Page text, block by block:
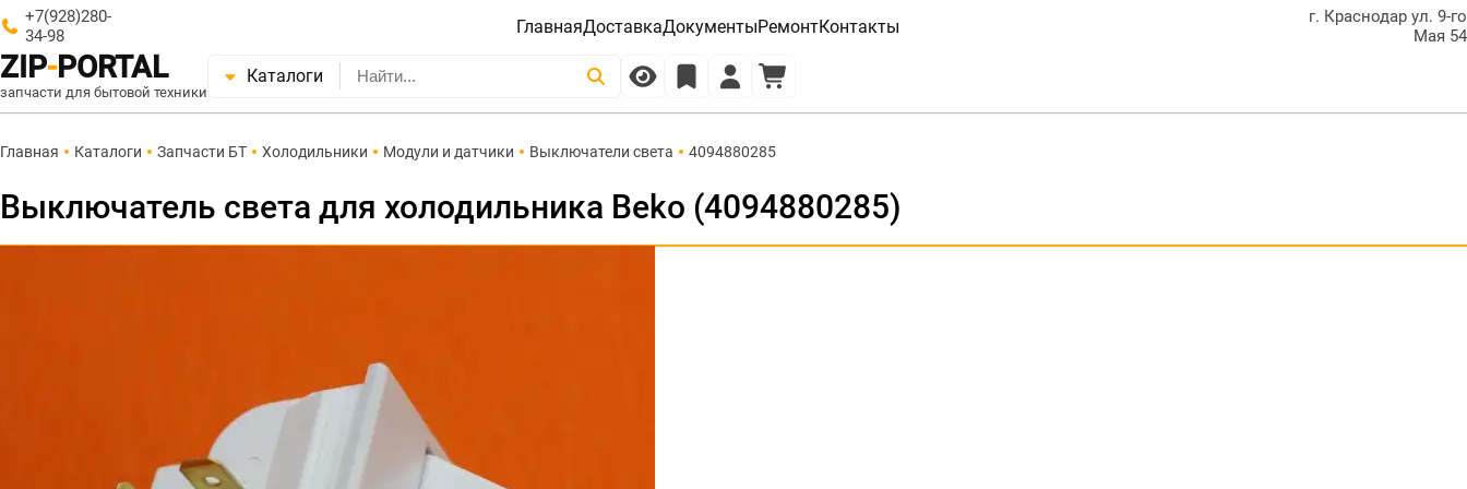
+7(928)280-
34-98
ГлавнаяДоставкаДокументыРемонтКонтакты
г. Краснодар ул. 9-го
Мая 54
ZIP-PORTAL
запчасти для бытовой техники
Каталоги
Главная Каталоги Запчасти БТ Холодильники Модули и датчики Выключатели света 4094880285
Выключатель света для холодильника Beko (4094880285)